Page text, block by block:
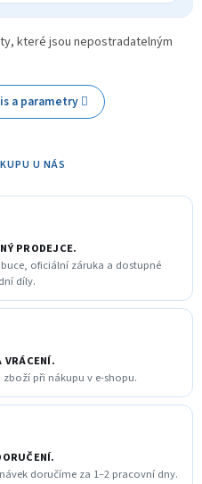
které jsou nepostradatelným
a parametry
U NÁS
PRODEJCE.
oficiální záruka a dostupné
díly.
VRÁCENÍ.
při nákupu v e-shopu.
doručíme za 1–2 pracovní dny.